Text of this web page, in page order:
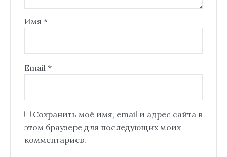
Имя *
Email *
Сохранить моё имя, email и адрес сайта в
этом браузере для последующих моих
комментариев.